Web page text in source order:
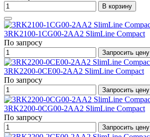
В корзину
3RK2100-1CG00-2AA2 SlimLine Compact
По запросу
Запросить цену
3RK2200-0CE00-2AA2 SlimLine Compact
По запросу
Запросить цену
3RK2200-0CG00-2AA2 SlimLine Compact
По запросу
Запросить цену